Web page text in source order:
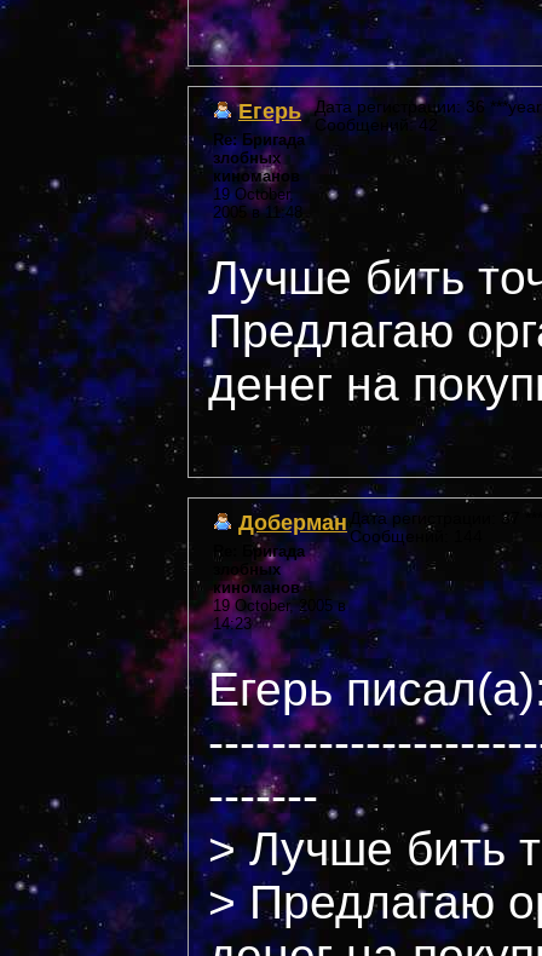
Егерь
Re: Бригада
злобных
киноманов
19 October,
2005 в 11:48
Дата регистрации: 36
Сообщений: 42
Лучше бить
Предлагаю
денег на
Доберман
Re: Бригада
злобных
киноманов
19 October, 2005 в
14:23
Дата регистрации: 37
Сообщений: 144
Егерь
-------
> Лучше бить
> Предлагаю